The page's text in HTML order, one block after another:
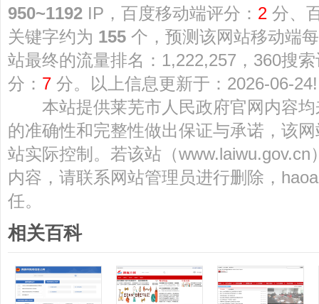
950~1192 IP，百度移动端评分： 2 分、
关键字约为 155 个，预测该网站移动端
站最终的流量排名：1,222,257，360搜
分： 7 分。以上信息更新于：2026-06-24!
本站提供莱芜市人民政府官网内容均
的准确性和完整性做出保证与承诺，该
站实际控制。若该站（
内容，请联系网站管理员进行删除，
任。
相关百科